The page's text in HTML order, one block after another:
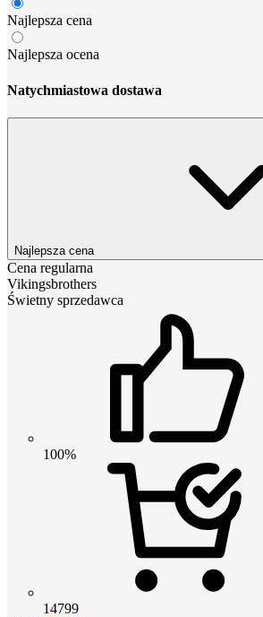
Najlepsza cena
Najlepsza ocena
Natychmiastowa dostawa
Najlepsza cena
Cena regularna
Vikingsbrothers
Świetny sprzedawca
100%
14799